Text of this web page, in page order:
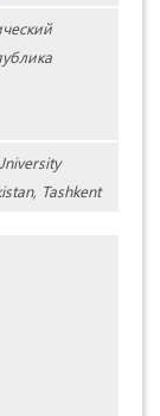
Tashkent